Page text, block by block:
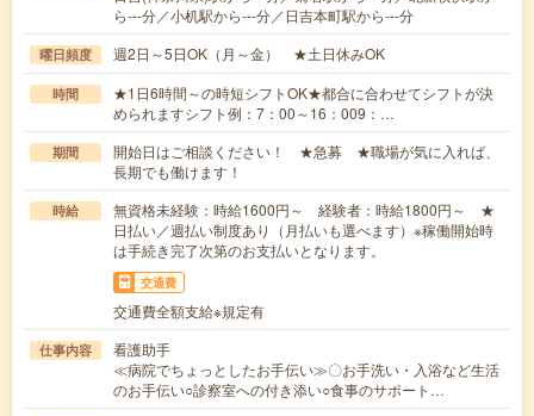
ら---分／小机駅から---分／日吉本町駅から---分
曜日頻度 週2日～5日OK（月～金） ★土日休みOK
時間
★1日6時間～の時短シフトOK★都合に合わせてシフトが決
められますシフト例：7：00～16：009：…
期間
開始日はご相談ください！ ★急募 ★職場が気に入れば、
長期でも働けます！
時給
無資格未経験：時給1600円～ 経験者：時給1800円～ ★
日払い／週払い制度あり（月払いも選べます）※稼働開始時
は手続き完了次第のお支払いとなります。
交通費
交通費全額支給※規定有
仕事内容
看護助手
≪病院でちょっとしたお手伝い≫〇お手洗い・入浴など生活
のお手伝い○診察室への付き添い○食事のサポート…